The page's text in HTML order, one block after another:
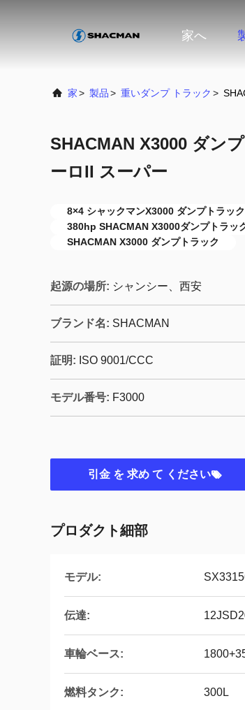
家へ
家> 製品> 重いダンプ トラック >
SHACMAN X3000 ダン
ーロII スーパー
8×4 シャックマンX3000 ダンプトラック
380hp SHACMAN X3000ダンプトラッ
SHACMAN X3000 ダンプトラック
起源の場所: シャンシー、西安
ブランド名: SHACMAN
証明: ISO 9001/CCC
モデル番号: F3000
引金 を 求め て ください
プロダクト細部
モデル:
伝達:
車輪ベース:
燃料タンク: 300L